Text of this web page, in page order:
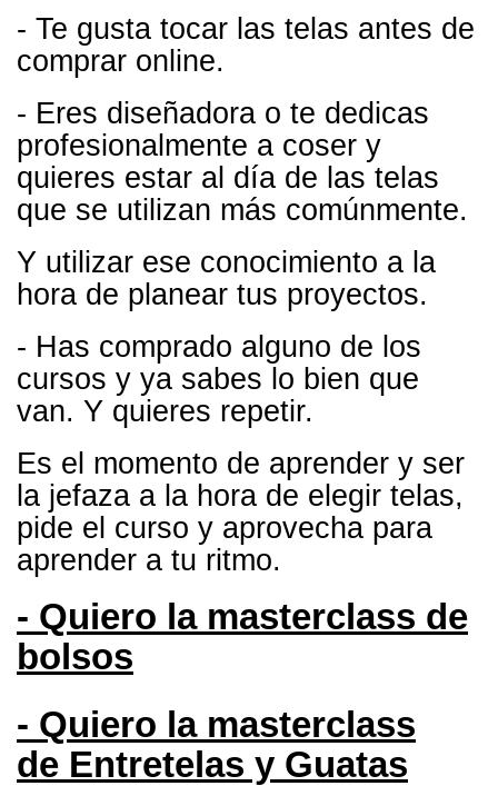
- Te gusta tocar las telas antes de
comprar online.
- Eres diseñadora o te dedicas
profesionalmente a coser y
quieres estar al día de las telas
que se utilizan más comúnmente.
Y utilizar ese conocimiento a la
hora de planear tus proyectos.
- Has comprado alguno de los
cursos y ya sabes lo bien que
van. Y quieres repetir.
Es el momento de aprender y ser
la jefaza a la hora de elegir telas,
pide el curso y aprovecha para
aprender a tu ritmo.
- Quiero la masterclass de
bolsos
- Quiero la masterclass
de Entretelas y Guatas